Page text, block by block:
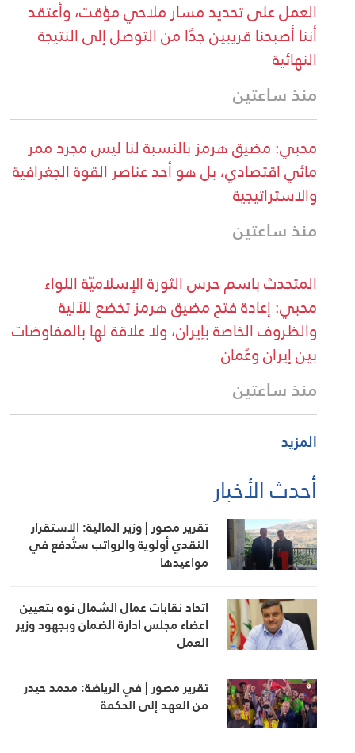
العمل على تحديد مسار ملاحي مؤقت، وأعتقد
أننا أصبحنا قريبين جدًا من التوصل إلى النتيجة
النهائية
منذ ساعتين
محبي: مضيق هرمز بالنسبة لنا ليس مجرد ممر
مائي اقتصادي، بل هو أحد عناصر القوة الجغرافية
والاستراتيجية
منذ ساعتين
المتحدث باسم حرس الثورة الإسلاميّة اللواء
محبي: إعادة فتح مضيق هرمز تخضع للآلية
والظروف الخاصة بإيران، ولا علاقة لها بالمفاوضات
بين إيران وعُمان
منذ ساعتين
المزيد
أحدث الأخبار
تقرير مصور | وزير المالية: الاستقرار
النقدي أولوية والرواتب ستُدفع في
مواعيدها
اتحاد نقابات عمال الشمال نوه بتعيين
اعضاء مجلس ادارة الضمان وبجهود وزير
العمل
تقرير مصور | في الرياضة: محمد حيدر
من العهد إلى الحكمة